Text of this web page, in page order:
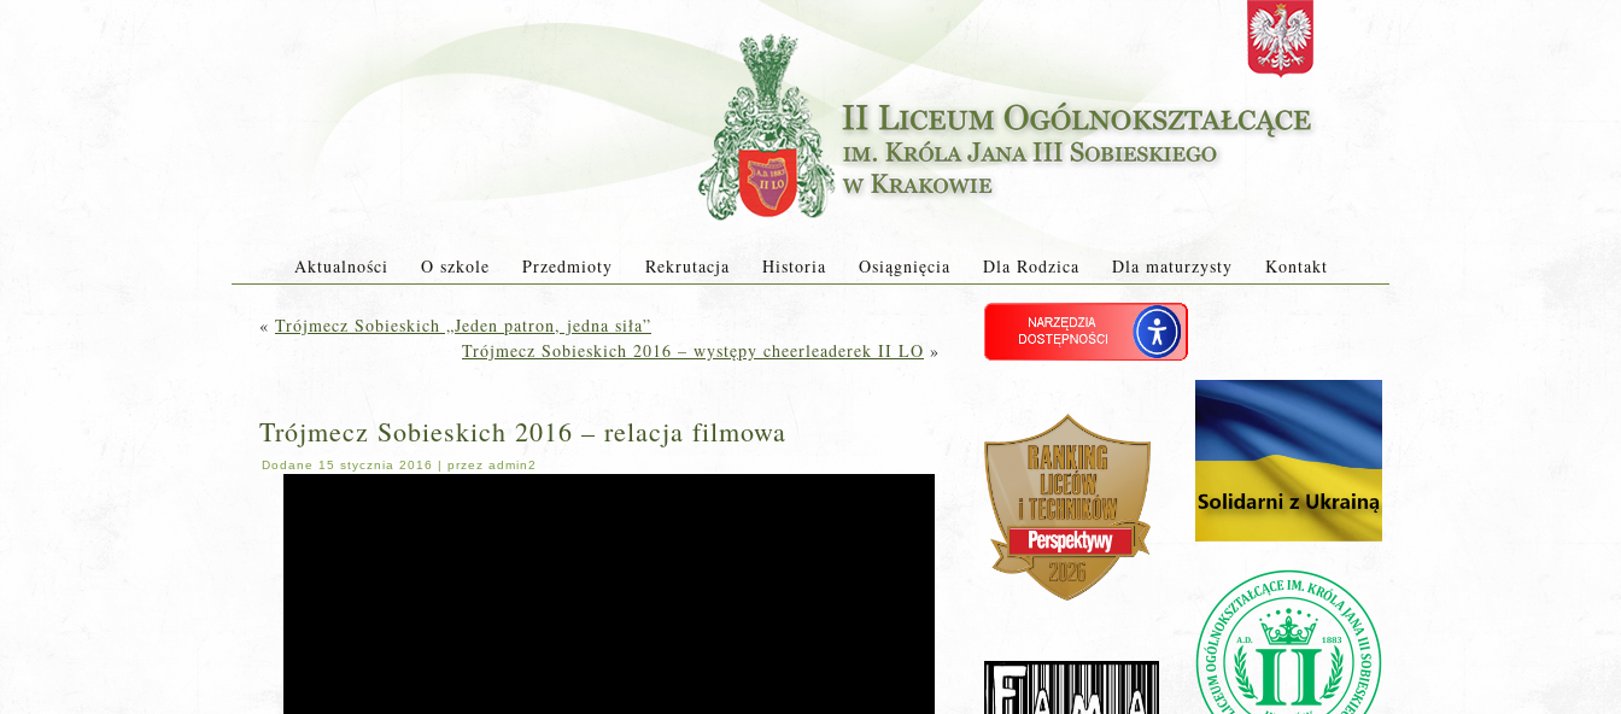
Aktualności O szkole Przedmioty Rekrutacja Historia Osiągnięcia Dla Rodzica Dla maturzysty Kontakt
« Trójmecz Sobieskich „Jeden patron, jedna siła”
Trójmecz Sobieskich 2016 – występy cheerleaderek II LO »
Trójmecz Sobieskich 2016 – relacja filmowa
Dodane 15 stycznia 2016 | przez admin2